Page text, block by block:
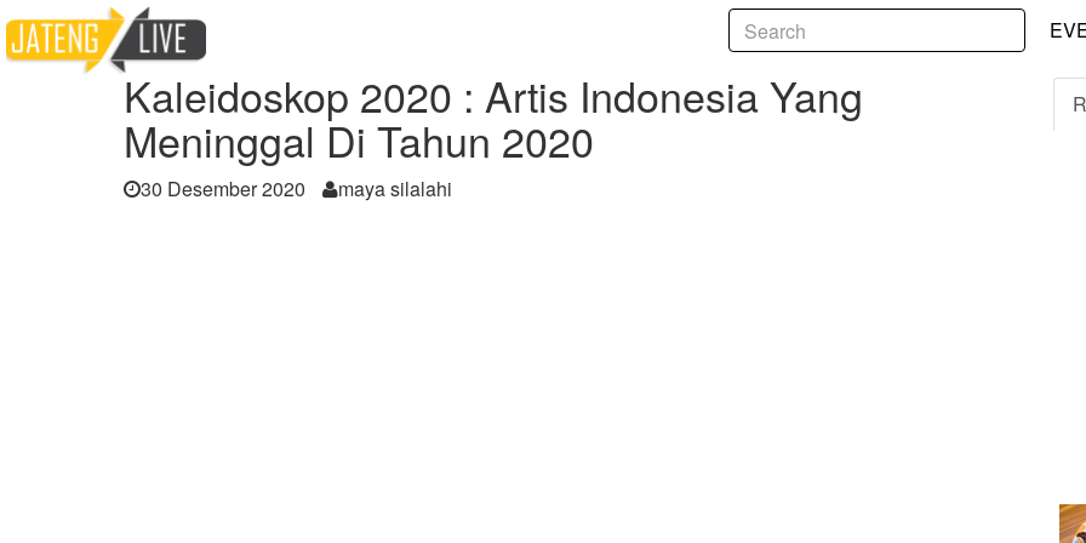
Home Kaleidoskop 2020 : Artis Indonesia Yang Meninggal Di Tahun 2020
Kaleidoskop 2020 : Artis Indonesia Yang
Meninggal Di Tahun 2020
30 Desember 2020 maya silalahi